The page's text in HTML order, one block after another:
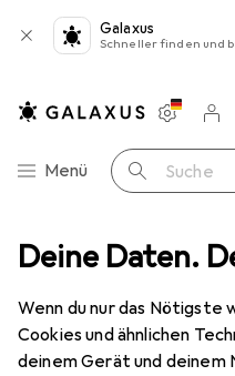
Deine Daten.
Wenn du nur das Nötigste
Cookies und ähnlichen
deinem Gerät und deinem
Galaxus
Schneller finden und
Navigation nach Kategorien
Menü Suche
Merklisten
Warenkorb
Gesichtsserum